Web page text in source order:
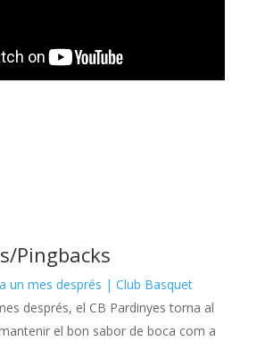
Pingbacks
un mes després | Club Basquet
després, el CB Pardinyes torna al
el bon sabor de boca com a